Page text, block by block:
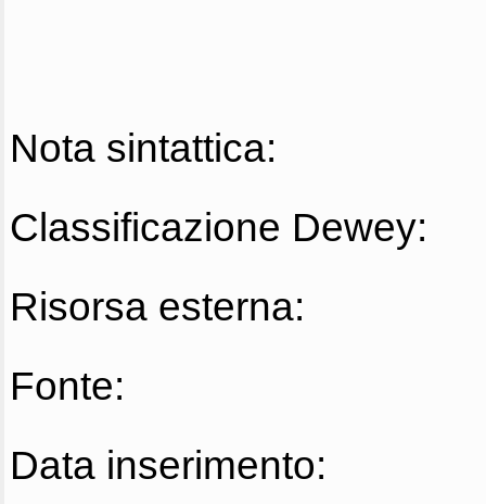
Nota sintattica:
Classificazione Dewey:
Risorsa esterna:
Fonte:
Data inserimento: